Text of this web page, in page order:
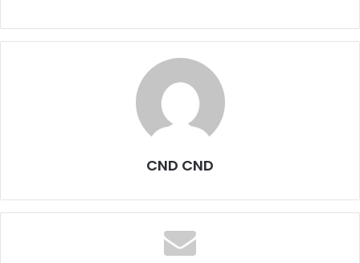
CND CND